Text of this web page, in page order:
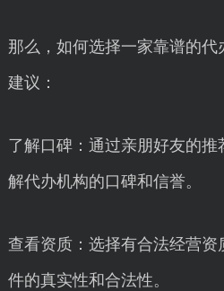
那么，如何选择一家靠谱的
建议：
了解口碑：通过亲朋好友的推
解代办机构的口碑和信誉。
查看资质：选择有合法经营资
件的真实性和合法性。